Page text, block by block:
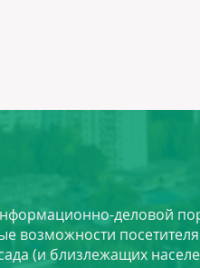
деловой
возможности
(и близлежащих